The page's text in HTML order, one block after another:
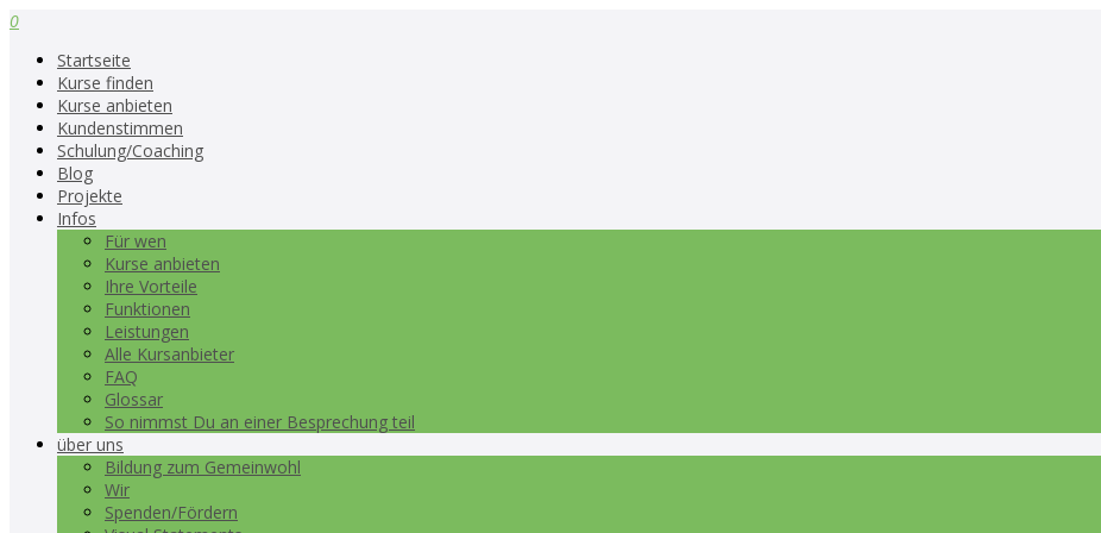
0
Startseite
Kurse finden
Kurse anbieten
Kundenstimmen
Schulung/Coaching
Blog
Projekte
Infos
Für wen
Kurse anbieten
Ihre Vorteile
Funktionen
Leistungen
Alle Kursanbieter
FAQ
Glossar
So nimmst Du an einer Besprechung teil
über uns
Bildung zum Gemeinwohl
Wir
Spenden/Fördern